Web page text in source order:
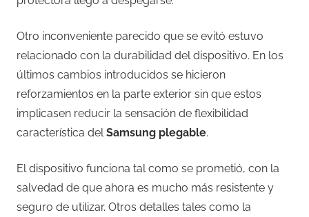
Otro inconveniente parecido que se evitó estuvo
relacionado con la durabilidad del dispositivo. En los
últimos cambios introducidos se hicieron
reforzamientos en la parte exterior sin que estos
implicasen reducir la sensación de flexibilidad
característica del Samsung plegable.
El dispositivo funciona tal como se prometió, con la
salvedad de que ahora es mucho más resistente y
seguro de utilizar. Otros detalles tales como la